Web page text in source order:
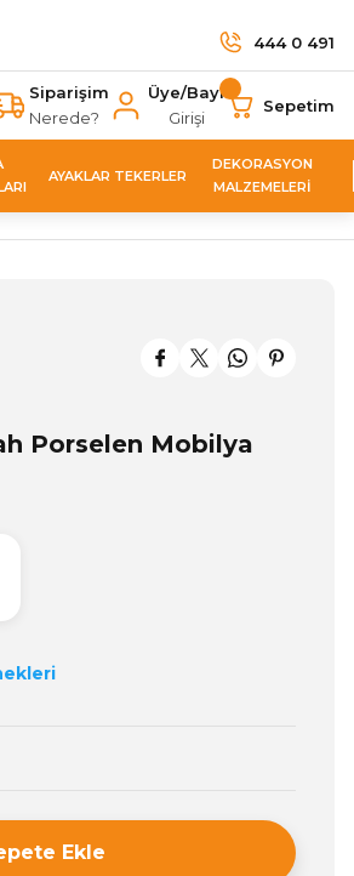
444 0 491
Siparişim
Nerede?
Üye/Bayi
Girişi
Sepetim
AYAKLAR TEKERLER
DEKORASYON
MALZEMELERİ
Porselen Mobilya
Ekle